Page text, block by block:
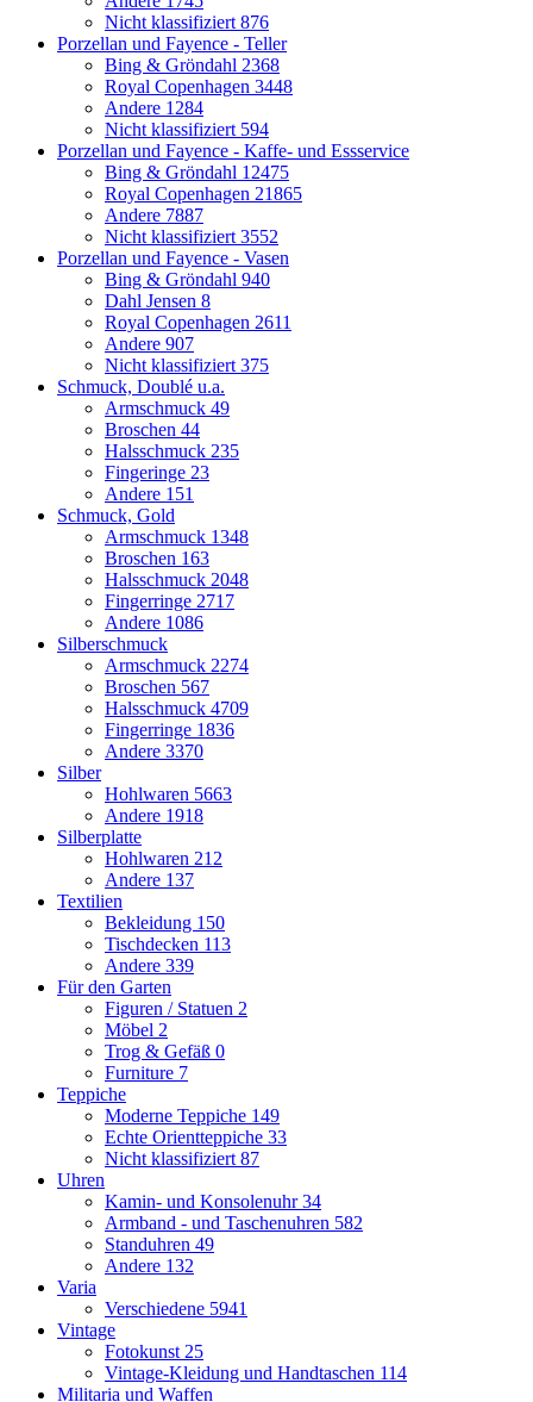
Nicht klassifiziert 876
Porzellan und Fayence - Teller
Bing & Gröndahl 2368
Royal Copenhagen 3448
Andere 1284
Nicht klassifiziert 594
Porzellan und Fayence - Kaffe- und Essservice
Bing & Gröndahl 12475
Royal Copenhagen 21865
Andere 7887
Nicht klassifiziert 3552
Porzellan und Fayence - Vasen
Bing & Gröndahl 940
Dahl Jensen 8
Royal Copenhagen 2611
Andere 907
Nicht klassifiziert 375
Schmuck, Doublé u.a.
Armschmuck 49
Broschen 44
Halsschmuck 235
Fingeringe 23
Andere 151
Schmuck, Gold
Armschmuck 1348
Broschen 163
Halsschmuck 2048
Fingerringe 2717
Andere 1086
Silberschmuck
Armschmuck 2274
Broschen 567
Halsschmuck 4709
Fingerringe 1836
Andere 3370
Silber
Hohlwaren 5663
Andere 1918
Silberplatte
Hohlwaren 212
Andere 137
Textilien
Bekleidung 150
Tischdecken 113
Andere 339
Für den Garten
Figuren / Statuen 2
Möbel 2
Trog & Gefäß 0
Furniture 7
Teppiche
Moderne Teppiche 149
Echte Orientteppiche 33
Nicht klassifiziert 87
Uhren
Kamin- und Konsolenuhr34
Armband - und Taschenuhren 582
Standuhren 49
Andere 132
Varia
Verschiedene 5941
Vintage
Fotokunst 25
Vintage-Kleidung und Handtaschen 114
Militaria und Waffen